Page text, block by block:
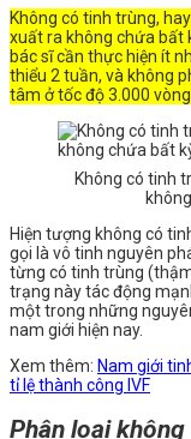
Không có tinh trùng,
xuất ra không chứa bất
bác sĩ cần thực hiện ít
thiểu 2 tuần, và không
tâm ở tốc độ 3.000
Không có tinh
Hiện tượng không có
gọi là vô tinh nguyên
từng có tinh trùng
trạng này tác động
một trong những
nam giới hiện nay.
Xem thêm: Nam giới
tỉ lệ thành công IVF
Phân loại